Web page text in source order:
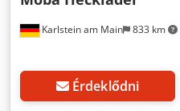
Karlstein am Main 833 km
Érdeklődni